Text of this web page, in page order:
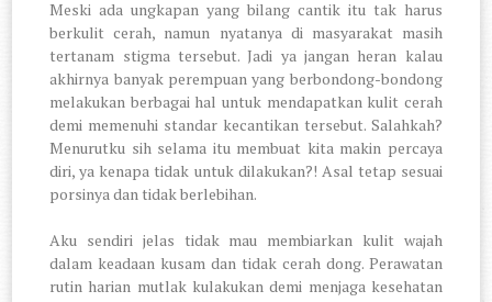
Meski ada ungkapan yang bilang cantik itu tak harus
berkulit cerah, namun nyatanya di masyarakat masih
tertanam stigma tersebut. Jadi ya jangan heran kalau
akhirnya banyak perempuan yang berbondong-bondong
melakukan berbagai hal untuk mendapatkan kulit cerah
demi memenuhi standar kecantikan tersebut. Salahkah?
Menurutku sih selama itu membuat kita makin percaya
diri, ya kenapa tidak untuk dilakukan?! Asal tetap sesuai
porsinya dan tidak berlebihan.
Aku sendiri jelas tidak mau membiarkan kulit wajah
dalam keadaan kusam dan tidak cerah dong. Perawatan
rutin harian mutlak kulakukan demi menjaga kesehatan